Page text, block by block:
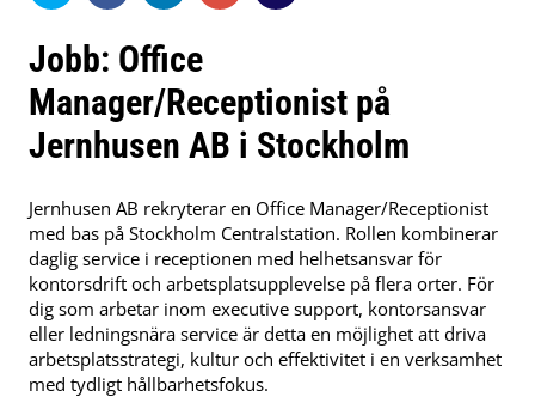
Jobb: Office
Manager/Receptionist på
Jernhusen AB i Stockholm
Jernhusen AB rekryterar en Office Manager/Receptionist
med bas på Stockholm Centralstation. Rollen kombinerar
daglig service i receptionen med helhetsansvar för
kontorsdrift och arbetsplatsupplevelse på flera orter. För
dig som arbetar inom executive support, kontorsansvar
eller ledningsnära service är detta en möjlighet att driva
arbetsplatsstrategi, kultur och effektivitet i en verksamhet
med tydligt hållbarhetsfokus.